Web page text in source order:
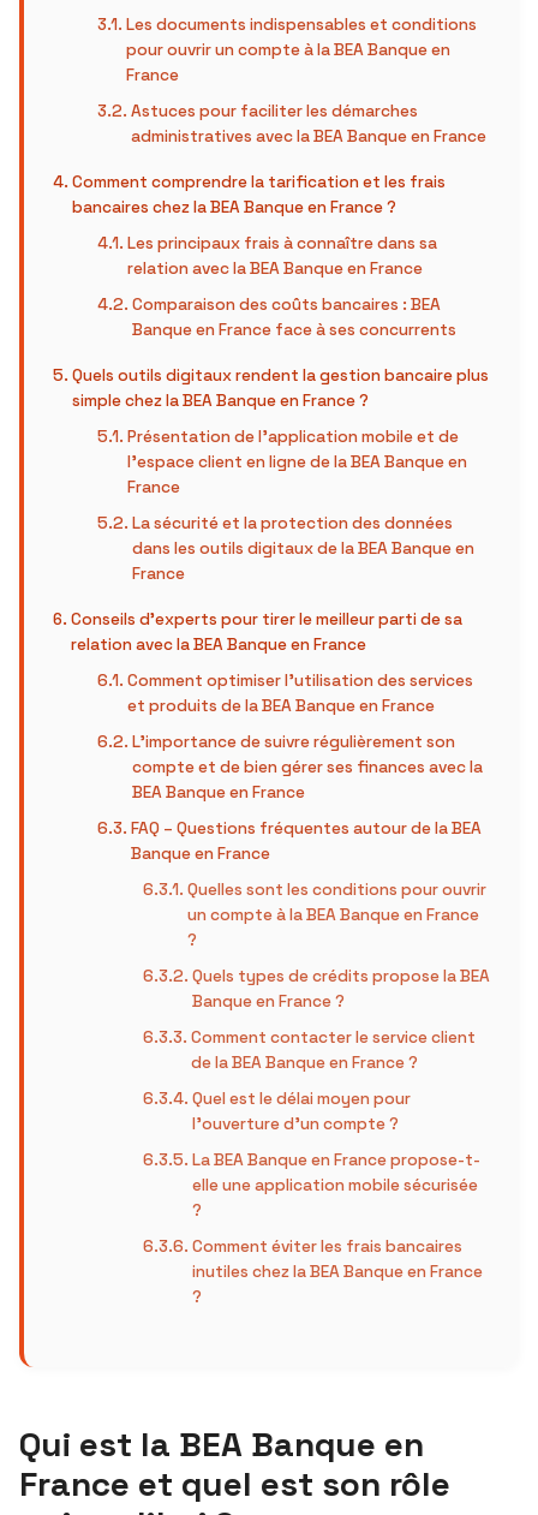
Les documents indispensables et conditions
pour ouvrir un compte à la BEA Banque en
France
Astuces pour faciliter les démarches
administratives avec la BEA Banque en France
Comment comprendre la tarification et les frais
bancaires chez la BEA Banque en France ?
Les principaux frais à connaître dans sa
relation avec la BEA Banque en France
Comparaison des coûts bancaires : BEA
Banque en France face à ses concurrents
Quels outils digitaux rendent la gestion bancaire plus
simple chez la BEA Banque en France ?
Présentation de l’application mobile et de
l’espace client en ligne de la BEA Banque en
France
La sécurité et la protection des données
dans les outils digitaux de la BEA Banque en
France
Conseils d’experts pour tirer le meilleur parti de sa
relation avec la BEA Banque en France
Comment optimiser l’utilisation des services
et produits de la BEA Banque en France
L’importance de suivre régulièrement son
compte et de bien gérer ses finances avec la
BEA Banque en France
FAQ – Questions fréquentes autour de la BEA
Banque en France
Quelles sont les conditions pour ouvrir
un compte à la BEA Banque en France
?
Quels types de crédits propose la BEA
Banque en France ?
Comment contacter le service client
de la BEA Banque en France ?
Quel est le délai moyen pour
l’ouverture d’un compte ?
La BEA Banque en France propose-t-
elle une application mobile sécurisée
?
Comment éviter les frais bancaires
inutiles chez la BEA Banque en France
?
Qui est la BEA Banque en
France et quel est son rôle